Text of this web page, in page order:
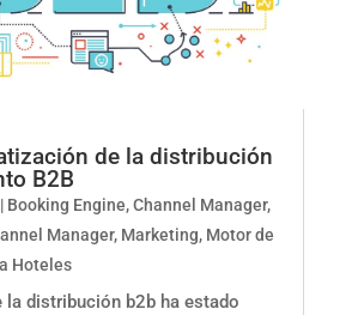
de la distribución
B2B
| Booking Engine,Channel Manager,
Manager, Marketing, Motor de
Hoteles
la distribución b2b ha estado